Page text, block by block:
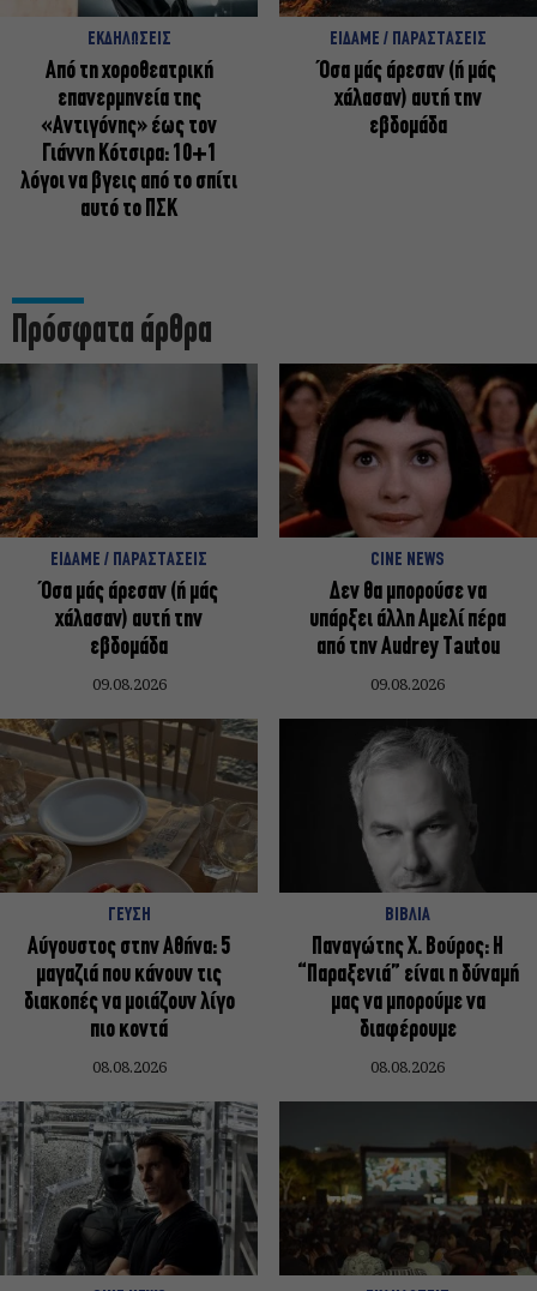
ΕΚΔΗΛΩΣΕΙΣ
Από τη χοροθεατρική
επανερμηνεία της
«Αντιγόνης» έως τον
Γιάννη Κότσιρα: 10+1
λόγοι να βγεις από το σπίτι
αυτό το ΠΣΚ
ΕΙΔΑΜΕ / ΠΑΡΑΣΤΑΣΕΙΣ
Όσα μάς άρεσαν (ή μάς
χάλασαν) αυτή την
εβδομάδα
Πρόσφατα άρθρα
ΕΙΔΑΜΕ / ΠΑΡΑΣΤΑΣΕΙΣ
Όσα μάς άρεσαν (ή μάς
χάλασαν) αυτή την
εβδομάδα
09.08.2026
CINE NEWS
Δεν θα μπορούσε να
υπάρξει άλλη Αμελί πέρα
από την Audrey Tautou
09.08.2026
ΓΕΥΣΗ
Αύγουστος στην Αθήνα: 5
μαγαζιά που κάνουν τις
διακοπές να μοιάζουν λίγο
πιο κοντά
08.08.2026
ΒΙΒΛΙΑ
Παναγώτης Χ. Βούρος: Η
“Παραξενιά” είναι η δύναμή
μας να μπορούμε να
διαφέρουμε
08.08.2026